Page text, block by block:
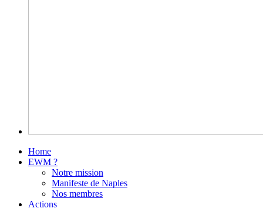
Home
EWM ?
Notre mission
Manifeste de Naples
Nos membres
Actions